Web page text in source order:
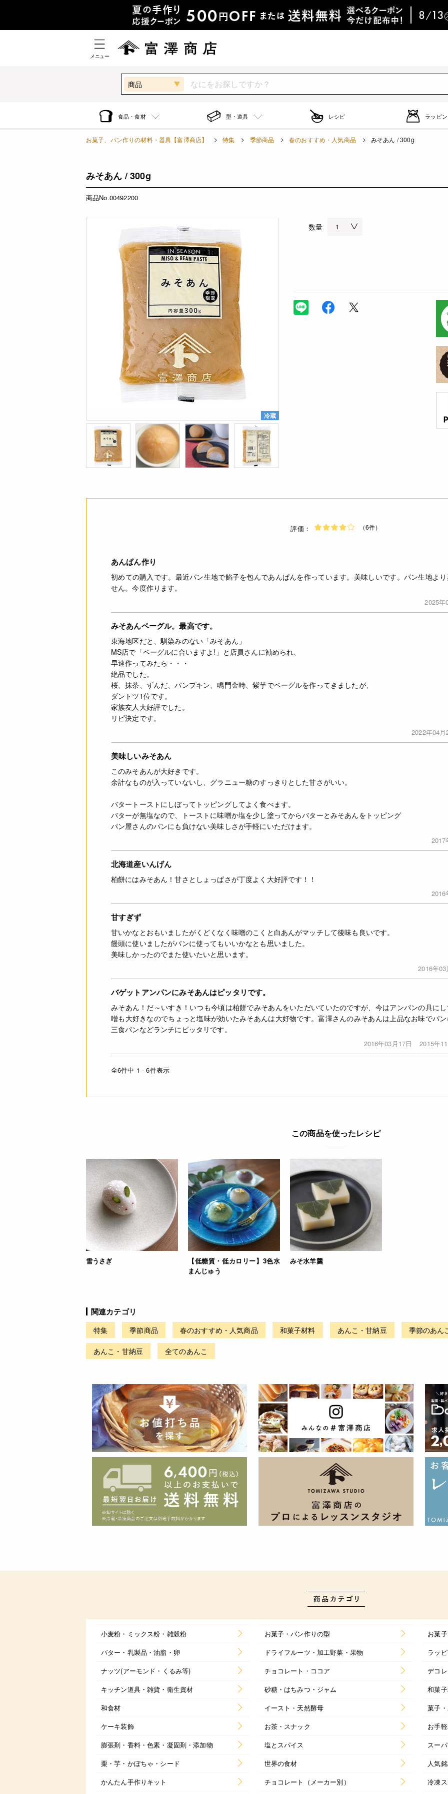
メニュー
商品
食品・食材 型・道具 レシピ ラッピ
お菓子、パン作りの材料・器具【富澤商店】 特集 季節商品 春のおすすめ・人気商品 みそあん / 300g
みそあん / 300g
商品No.00492200
冷蔵
数量
評価： （6件）
あんぱん作り
初めての購入です。最近パン生地で餡子を包んであんぱんを作っています。美味しいです。パン生地よ
せん。今度作ります。
2025年
みそあんベーグル。最高です。
東海地区だと、馴染みのない「みそあん」
MS店で「ベーグルに合いますよ!」と店員さんに勧められ、
早速作ってみたら・・・
絶品でした。
桜、抹茶、ずんだ、パンプキン、鳴門金時、紫芋でベーグルを作ってきましたが、
ダントツ1位です。
家族友人大好評でした。
リピ決定です。
2022年04月
美味しいみそあん
このみそあんが大好きです。
余計なものが入っていないし、グラニュー糖のすっきりとした甘さがいい。
バタートーストにしぼってトッピングしてよく食べます。
バターが無塩なので、トーストに味噌か塩を少し塗ってからバターとみそあんをトッピング
パン屋さんのパンにも負けない美味しさが手軽にいただけます。
2017
北海道産いんげん
柏餅にはみそあん！甘さとしょっぱさが丁度よく大好評です！！
2016
甘すぎず
甘いかなとおもいましたがくどくなく味噌のこくと白あんがマッチして後味も良いです。
饅頭に使いましたがパンに使ってもいいかなとも思いました。
美味しかったのでまた使いたいと思います。
2016年03
バゲットアンパンにみそあんはピッタリです。
みそあん！だ～いすき！いつも今頃は柏餅でみそあんをいただいていたのですが、今はアンパンの具に
噌も大好きなのでちょっと塩味が効いたみそあんは大好物です。富澤さんのみそあんは上品なお味でパ
三食パンなどランチにピッタリです。
2016年03月17日 2015年
全6件中 1 - 6件表示
この商品を使ったレシピ
雪うさぎ
【低糖質・低カロリー】3色水
まんじゅう
みそ水羊羹
関連カテゴリ
特集 季節商品 春のおすすめ・人気商品 和菓子材料 あんこ・甘納豆 季節のあん
あんこ・甘納豆 全てのあんこ
小麦粉・ミックス粉・雑穀粉 お菓子・パン作りの型
お菓
バター・乳製品・油脂・卵
ドライフルーツ・加工野菜・果物
ラッ
ナッツ(アーモンド・くるみ等)
チョコレート・ココア
デコ
キッチン道具・雑貨・衛生資材
砂糖・はちみつ・ジャム
和菓
和食材
イースト・天然酵母
菓子
ケーキ装飾
お茶・スナック
お手
膨張剤・香料・色素・凝固剤・添加物
塩とスパイス
スー
栗・芋・かぼちゃ・シード
世界の食材
人気
かんたん手作りキット
チョコレート（メーカー別） 冷凍